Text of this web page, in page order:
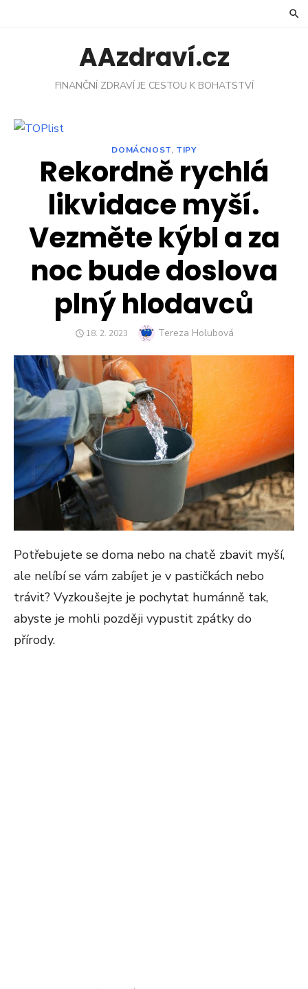
AAzdraví.cz
FINANČNÍ ZDRAVÍ JE CESTOU K BOHATSTVÍ
DOMÁCNOST, TIPY
Rekordně rychlá
likvidace myší.
Vezměte kýbl a za
noc bude doslova
plný hlodavců
POSTED
18. 2. 2023 Author
Tereza Holubová
Potřebujete se doma nebo na chatě zbavit myší,
ale nelíbí se vám zabíjet je v pastičkách nebo
trávit? Vyzkoušejte je pochytat humánně tak,
abyste je mohli později vypustit zpátky do
přírody.